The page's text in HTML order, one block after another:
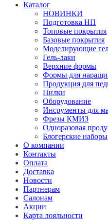
Каталог
НОВИНКИ
Подготовка НП
Топовые покрытия
Базовые покрытия
Моделирующие
Гель-лаки
Верхние формы
Формы для
Продукция для
Пилки
Оборудование
Инсрументы для
Фрезы КМИЗ
Одноразовая
Блогерские наборы
О компании
Контакты
Оплата
Доставка
Новости
Партнерам
Салонам
Акции
Карта лояльности